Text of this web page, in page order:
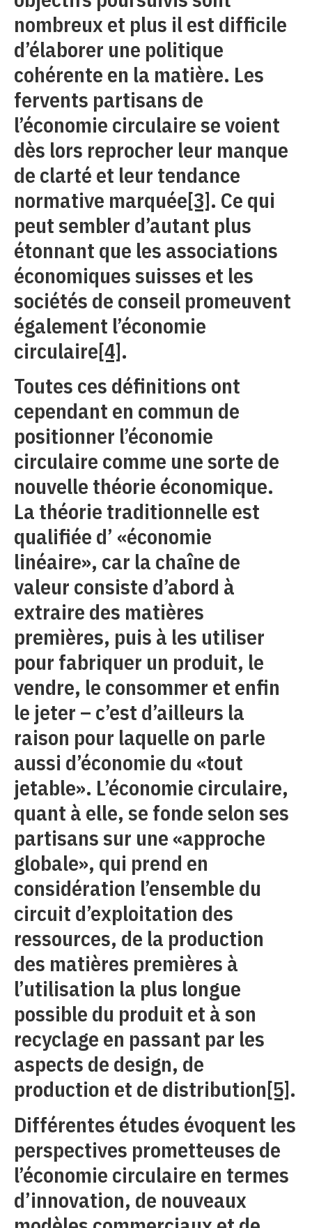
nombreux et plus il est difficile
d’élaborer une politique
cohérente en la matière. Les
fervents partisans de
l’économie circulaire se voient
dès lors reprocher leur manque
de clarté et leur tendance
normative marquée[3]. Ce qui
peut sembler d’autant plus
étonnant que les associations
économiques suisses et les
sociétés de conseil promeuvent
également l’économie
circulaire[4].
Toutes ces définitions ont
cependant en commun de
positionner l’économie
circulaire comme une sorte de
nouvelle théorie économique.
La théorie traditionnelle est
qualifiée d’ «économie
linéaire», car la chaîne de
valeur consiste d’abord à
extraire des matières
premières, puis à les utiliser
pour fabriquer un produit, le
vendre, le consommer et enfin
le jeter – c’est d’ailleurs la
raison pour laquelle on parle
aussi d’économie du «tout
jetable». L’économie circulaire,
quant à elle, se fonde selon ses
partisans sur une «approche
globale», qui prend en
considération l’ensemble du
circuit d’exploitation des
ressources, de la production
des matières premières à
l’utilisation la plus longue
possible du produit et à son
recyclage en passant par les
aspects de design, de
production et de distribution[5].
Différentes études évoquent les
perspectives prometteuses de
l’économie circulaire en termes
d’innovation, de nouveaux